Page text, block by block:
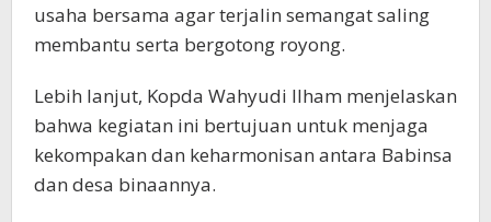
usaha bersama agar terjalin semangat saling
membantu serta bergotong royong.
Lebih lanjut, Kopda Wahyudi Ilham menjelaskan
bahwa kegiatan ini bertujuan untuk menjaga
kekompakan dan keharmonisan antara Babinsa
dan desa binaannya.